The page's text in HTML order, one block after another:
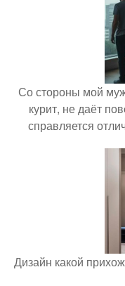
Со стороны мой
курит, не даёт
справляется
Дизайн какой